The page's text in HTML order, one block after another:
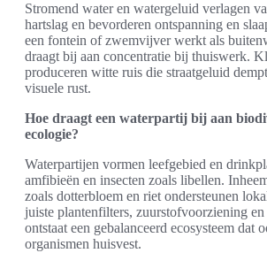
Stromend water en watergeluid verlagen
hartslag en bevorderen ontspanning en
een fontein of zwemvijver werkt als
draagt bij aan concentratie bij thuiswerk.
produceren witte ruis die straatgeluid
visuele rust.
Hoe draagt een waterpartij bij aan
ecologie?
Waterpartijen vormen leefgebied en
amfibieën en insecten zoals libellen.
zoals dotterbloem en riet ondersteunen
juiste plantenfilters, zuurstofvoorziening
ontstaat een gebalanceerd ecosysteem dat
organismen huisvest.